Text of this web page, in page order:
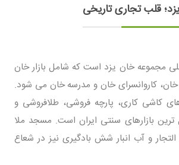
قلب تجاری تاریخی
مجموعه خان یزد است که شامل بازار خان
خان، کاروانسرای خان و مدرسه خان می شود.
های کاشی کاری، پارچه فروشی، طلافروشی و
ترین بازارهای سنتی ایران است. مسجد ملا
و آب انبار شش بادگیری نیز در شعاع